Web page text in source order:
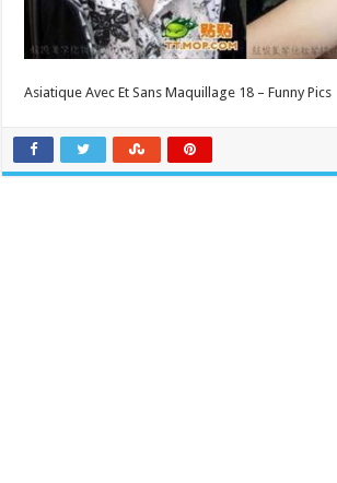
Asiatique Avec Et Sans Maquillage 18 – Funny Pics